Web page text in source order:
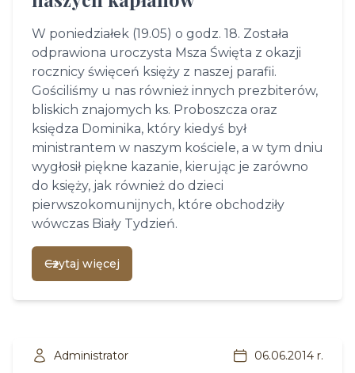
W poniedziałek (19.05) o godz. 18. Została
odprawiona uroczysta Msza Święta z okazji
rocznicy święceń księży z naszej parafii.
Gościliśmy u nas również innych prezbiterów,
bliskich znajomych ks. Proboszcza oraz
księdza Dominika, który kiedyś był
ministrantem w naszym kościele, a w tym dniu
wygłosił piękne kazanie, kierując je zarówno
do księży, jak również do dzieci
pierwszokomunijnych, które obchodziły
wówczas Biały Tydzień.
Czytaj więcej
Administrator 06.06.2014 r.